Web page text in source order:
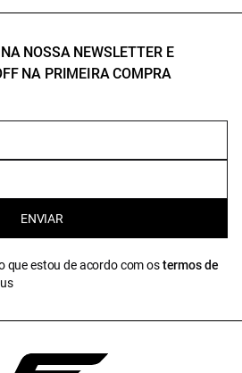
NOSSA NEWSLETTER E
NA PRIMEIRA COMPRA
ENVIAR
que estou de acordo com ostermos de